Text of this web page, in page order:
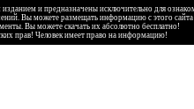
и предназначены исключительно для
Вы можете размещать информацию с этого
Вы можете скачать их абсолютно бесплатно!
прав! Человек имеет право на информацию!